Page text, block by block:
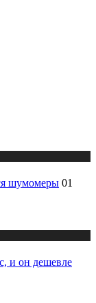
шумомеры 01
и он дешевле